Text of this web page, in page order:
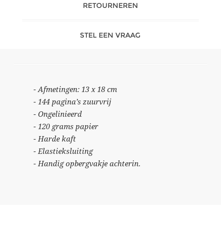
RETOURNEREN
STEL EEN VRAAG
- Afmetingen: 13 x 18 cm
- 144 pagina’s zuurvrij
- Ongelinieerd
- 120 grams papier
- Harde kaft
- Elastieksluiting
- Handig opbergvakje achterin.